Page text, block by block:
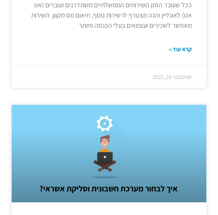
ככל שעובר הזמן השירותים הממשלתיים משתדרגים ועוברים (אט
אט) לאונליין והנה מצטרף לו שירות נוסף, תיאום מס מקוון. השירות
מאפשר לשכירים ועצמאים בעלי הכנסה מיותר
קרא עוד »
ספטמבר 26, 2021